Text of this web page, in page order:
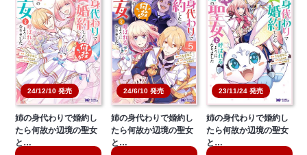
24/12/10 発売
姉の身代わりで婚約し
たら何故か辺境の聖女
と…
24/6/10 発売
姉の身代わりで婚約し
たら何故か辺境の聖女
と…
23/11/24 発売
姉の身代わりで婚約し
たら何故か辺境の聖女
と…